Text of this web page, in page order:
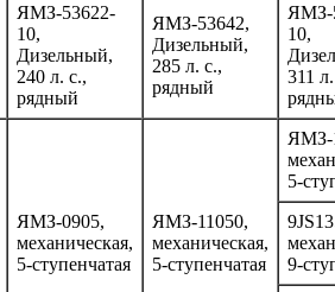
ЯМЗ-53622-
10,
Дизельный,
240 л. с.,
рядный
ЯМЗ-53642,
Дизельный,
285 л. с.,
рядный
ЯМЗ-
10,
311
ЯМЗ-0905,
механическая,
5-ступенчатая
ЯМЗ-11050,
механическая,
5-ступенчатая
ЯМЗ-
5-
9-